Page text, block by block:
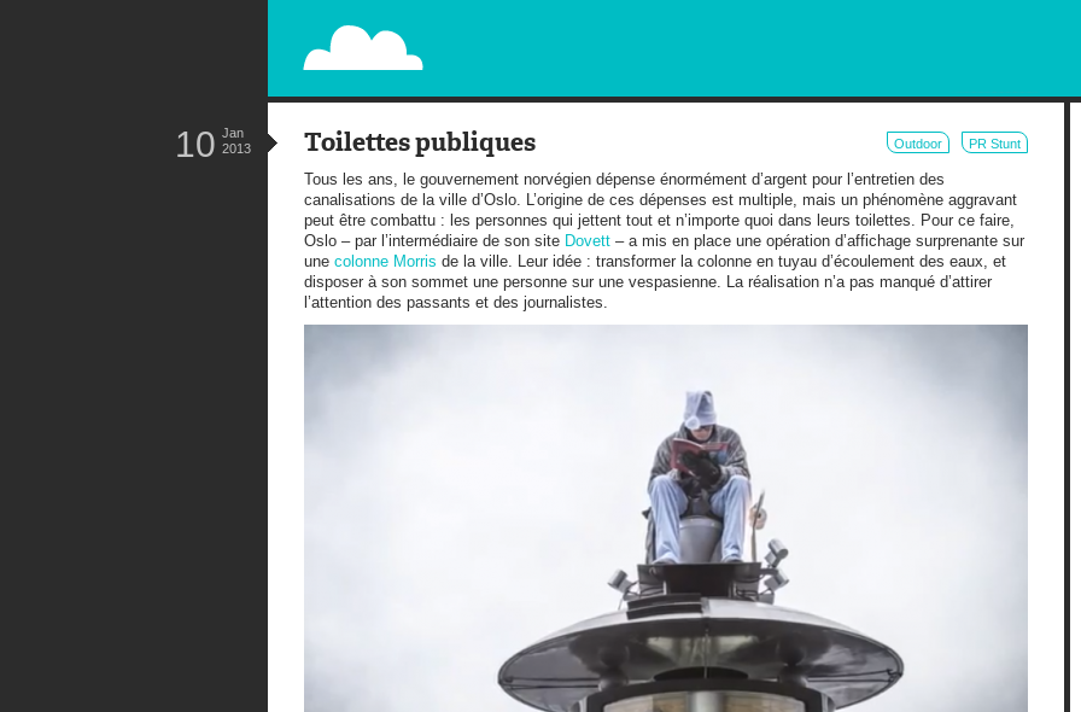
PAPERPLANE
STREET, AMBIENT, GUÉRILLA MARKETING AND OUT OF HOME
Toilettes publiques Outdoor PR Stunt
10 Jan
2013
Tous les ans, le gouvernement norvégien dépense énormément d’argent pour l’entretien des
canalisations de la ville d’Oslo. L’origine de ces dépenses est multiple, mais un phénomène aggravant
peut être combattu : les personnes qui jettent tout et n’importe quoi dans leurs toilettes. Pour ce faire,
Oslo – par l’intermédiaire de son site Dovett – a mis en place une opération d’affichage surprenante sur
une colonne Morris de la ville. Leur idée : transformer la colonne en tuyau d’écoulement des eaux, et
disposer à son sommet une personne sur une vespasienne. La réalisation n’a pas manqué d’attirer
l’attention des passants et des journalistes.